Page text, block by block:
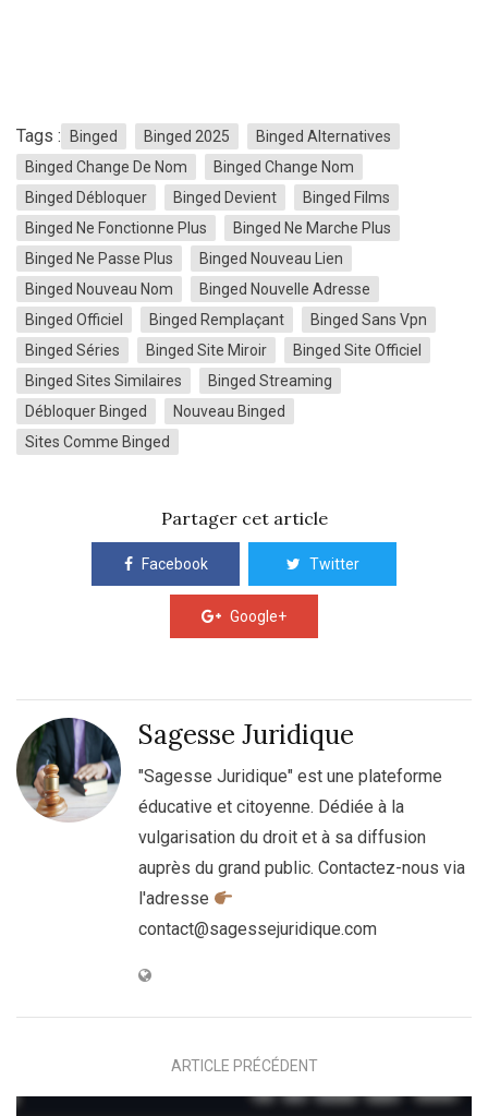
Tags : Binged Binged 2025
Binged Alternatives
Binged Change De Nom
Binged Change Nom
Binged Débloquer
Binged Devient
Binged Films
Binged Ne Fonctionne Plus
Binged Ne Marche Plus
Binged Ne Passe Plus
Binged Nouveau Lien
Binged Nouveau Nom
Binged Nouvelle Adresse
Binged Officiel
Binged Remplaçant
Binged Sans Vpn
Binged Séries
Binged Site Miroir
Binged Site Officiel
Binged Sites Similaires
Binged Streaming
Débloquer Binged
Nouveau Binged
Sites Comme Binged
Partager cet article
Facebook Twitter
Google+
Sagesse Juridique
"Sagesse Juridique" est une plateforme
éducative et citoyenne. Dédiée à la
vulgarisation du droit et à sa diffusion
auprès du grand public. Contactez-nous via
l'adresse
contact@sagessejuridique.com
ARTICLE PRÉCÉDENT